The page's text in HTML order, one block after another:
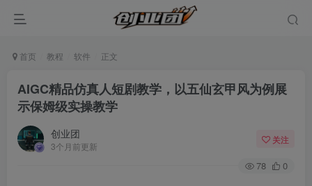
首页 教程 软件 正文
AIGC精品仿真人短剧教学，以五仙玄甲风为例展
示保姆级实操教学
创业团
3个月前更新
关注
78 0